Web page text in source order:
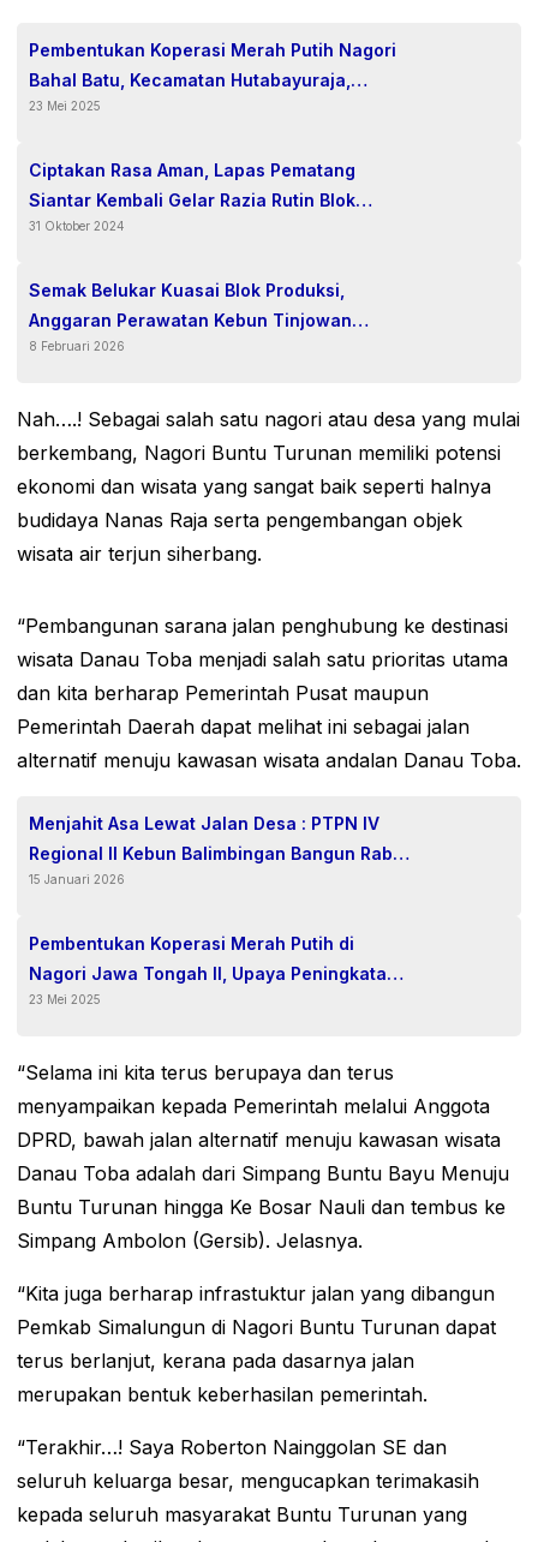
Pembentukan Koperasi Merah Putih Nagori
Bahal Batu, Kecamatan Hutabayuraja,
Langkah Menuju Kesejahteraan Bersama.
23 Mei 2025
Ciptakan Rasa Aman, Lapas Pematang
Siantar Kembali Gelar Razia Rutin Blok
Hunian.
31 Oktober 2024
Semak Belukar Kuasai Blok Produksi,
Anggaran Perawatan Kebun Tinjowan
Dipertanyakan
8 Februari 2026
Nah….! Sebagai salah satu nagori atau desa yang mulai
berkembang, Nagori Buntu Turunan memiliki potensi
ekonomi dan wisata yang sangat baik seperti halnya
budidaya Nanas Raja serta pengembangan objek
wisata air terjun siherbang.
“Pembangunan sarana jalan penghubung ke destinasi
wisata Danau Toba menjadi salah satu prioritas utama
dan kita berharap Pemerintah Pusat maupun
Pemerintah Daerah dapat melihat ini sebagai jalan
alternatif menuju kawasan wisata andalan Danau Toba.
Menjahit Asa Lewat Jalan Desa : PTPN IV
Regional II Kebun Balimbingan Bangun Rabat
Beton Nagori Marubun Jaya Lewat Program
15 Januari 2026
Pembentukan Koperasi Merah Putih di
Nagori Jawa Tongah II, Upaya Peningkatan
Kesejahteraan Masyarakat.
23 Mei 2025
“Selama ini kita terus berupaya dan terus
menyampaikan kepada Pemerintah melalui Anggota
DPRD, bawah jalan alternatif menuju kawasan wisata
Danau Toba adalah dari Simpang Buntu Bayu Menuju
Buntu Turunan hingga Ke Bosar Nauli dan tembus ke
Simpang Ambolon (Gersib). Jelasnya.
“Kita juga berharap infrastuktur jalan yang dibangun
Pemkab Simalungun di Nagori Buntu Turunan dapat
terus berlanjut, kerana pada dasarnya jalan
merupakan bentuk keberhasilan pemerintah.
“Terakhir…! Saya Roberton Nainggolan SE dan
seluruh keluarga besar, mengucapkan terimakasih
kepada seluruh masyarakat Buntu Turunan yang